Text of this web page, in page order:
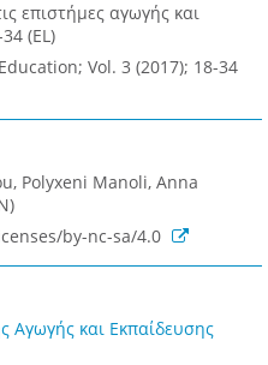
επιστήμες αγωγής και
(EL)
Vol. 3 (2017); 18-34
Polyxeni Manoli, Anna
by-nc-sa/4.0
Αγωγής και Εκπαίδευσης